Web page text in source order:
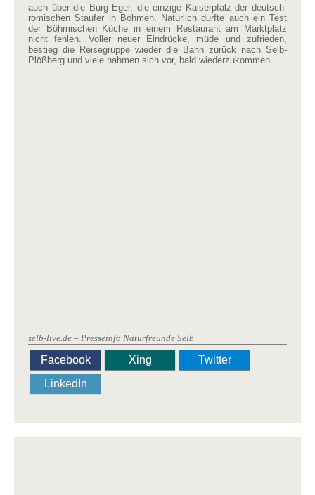
auch über die Burg Eger, die einzige Kaiserpfalz der deutsch-
römischen Staufer in Böhmen. Natürlich durfte auch ein Test
der Böhmischen Küche in einem Restaurant am Marktplatz
nicht fehlen. Voller neuer Eindrücke, müde und zufrieden,
bestieg die Reisegruppe wieder die Bahn zurück nach Selb-
Plößberg und viele nahmen sich vor, bald wiederzukommen.
selb-live.de – Presseinfo Naturfreunde Selb
Facebook Xing
Twitter
LinkedIn